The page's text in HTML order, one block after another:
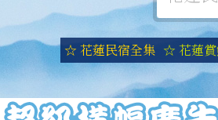
☆ 花蓮民宿全集 ☆ 花蓮賞